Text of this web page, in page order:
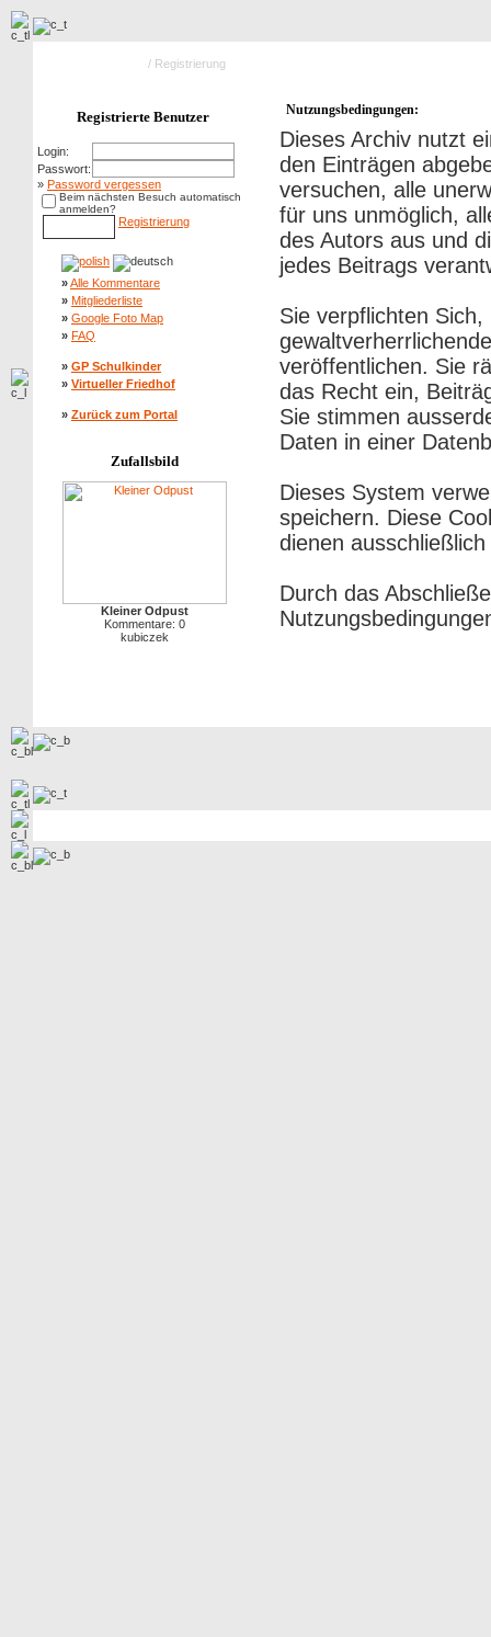
/ Registrierung
Registrierte Benutzer
Login:
Passwort:
» Password vergessen
Beim nächsten Besuch automatisch
anmelden?
Registrierung
»Alle Kommentare
» Mitgliederliste
» Google Foto Map
» FAQ
» GP Schulkinder
» Virtueller Friedhof
» Zurück zum Portal
Zufallsbild
Kleiner Odpust
Kommentare: 0
kubiczek
Nutzungsbedingungen:
Dieses Archiv nutzt
den Einträgen
versuchen, alle
für uns unmöglich,
des Autors aus und
jedes Beitrags
Sie verpflichten
veröffentlichen. Sie
das Recht ein,
Sie stimmen
Daten in einer
Dieses System
speichern. Diese
dienen
Durch das